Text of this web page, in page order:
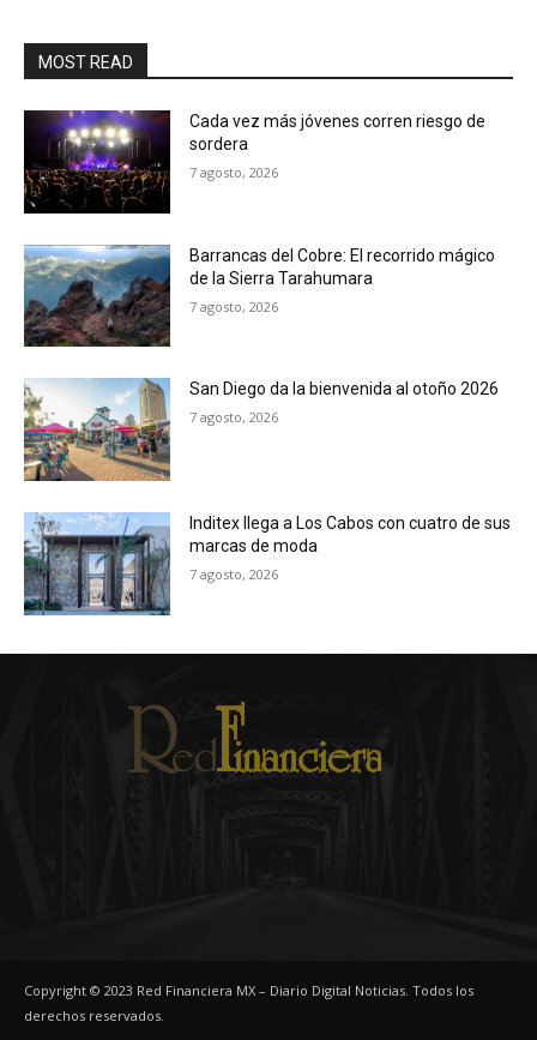
MOST READ
Cada vez más jóvenes corren riesgo de
sordera
7 agosto, 2026
Barrancas del Cobre: El recorrido mágico
de la Sierra Tarahumara
7 agosto, 2026
San Diego da la bienvenida al otoño 2026
7 agosto, 2026
Inditex llega a Los Cabos con cuatro de sus
marcas de moda
7 agosto, 2026
Copyright © 2023 Red Financiera MX – Diario Digital Noticias. Todos los
derechos reservados.